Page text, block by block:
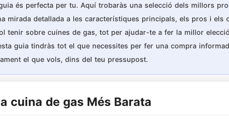
és perfecta per tu. Aquí trobaràs una selecció dels millors
mirada detallada a les característiques principals, els pros i els
tenir sobre cuines de gas, tot per ajudar-te a fer la millor
guia tindràs tot el que necessites per fer una compra
el que vols, dins del teu pressupost.
cuina de gas Més Barata